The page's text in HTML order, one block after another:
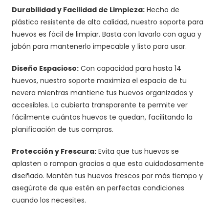
Durabilidad y Facilidad de Limpieza: Hecho de
plástico resistente de alta calidad, nuestro soporte para
huevos es fácil de limpiar. Basta con lavarlo con agua y
jabón para mantenerlo impecable y listo para usar.
Diseño Espacioso: Con capacidad para hasta 14
huevos, nuestro soporte maximiza el espacio de tu
nevera mientras mantiene tus huevos organizados y
accesibles. La cubierta transparente te permite ver
fácilmente cuántos huevos te quedan, facilitando la
planificación de tus compras.
Protección y Frescura: Evita que tus huevos se
aplasten o rompan gracias a que esta cuidadosamente
diseñado. Mantén tus huevos frescos por más tiempo y
asegúrate de que estén en perfectas condiciones
cuando los necesites.